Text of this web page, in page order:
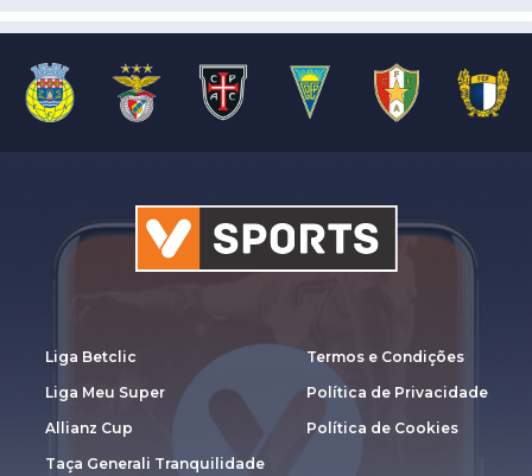
Liga Betclic
Liga Meu Super
Allianz Cup
Taça Generali Tranquilidade
Termos e Condições
Política de Privacidade
Política de Cookies